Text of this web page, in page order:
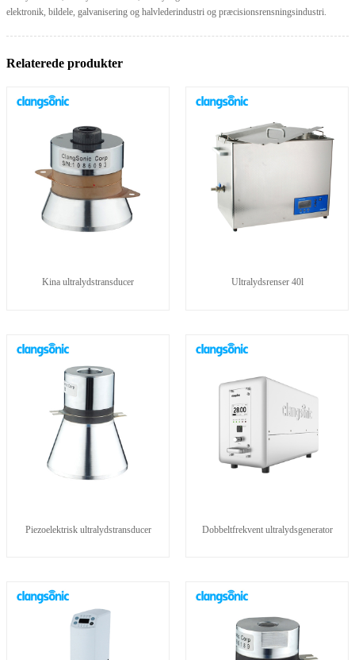
elektronik, bildele, galvanisering og halvlederindustri og præcisionsrensningsindustri.
Relaterede produkter
Kina ultralydstransducer Ultralydsrenser 40l
Piezoelektrisk ultralydstransducer Dobbeltfrekvent ultralydsgenerator